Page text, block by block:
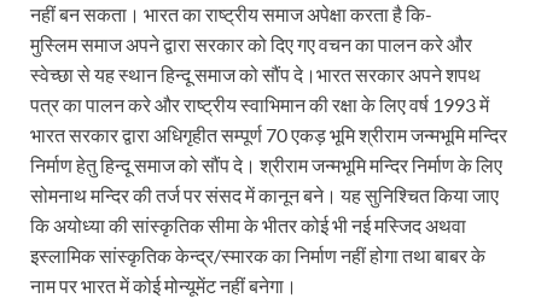
नहीं बन सकता। भारत का राष्ट्रीय समाज अपेक्षा करता है कि-
मुस्लिम समाज अपने द्वारा सरकार को दिए गए वचन का पालन करे और
स्वेच्छा से यह स्थान हिन्दू समाज को सौंप दे।भारत सरकार अपने शपथ
पत्र का पालन करे और राष्ट्रीय स्वाभिमान की रक्षा के लिए वर्ष 1993 में
भारत सरकार द्वारा अधिगृहीत सम्पूर्ण 70 एकड़ भूमि श्रीराम जन्मभूमि मन्दिर
निर्माण हेतु हिन्दू समाज को सौंप दे। श्रीराम जन्मभूमि मन्दिर निर्माण के लिए
सोमनाथ मन्दिर की तर्ज पर संसद में कानून बने। यह सुनिश्चित किया जाए
कि अयोध्या की सांस्कृतिक सीमा के भीतर कोई भी नई मस्जिद अथवा
इस्लामिक सांस्कृतिक केन्द्र/स्मारक का निर्माण नहीं होगा तथा बाबर के
नाम पर भारत में कोई मोन्यूमेंट नहीं बनेगा।